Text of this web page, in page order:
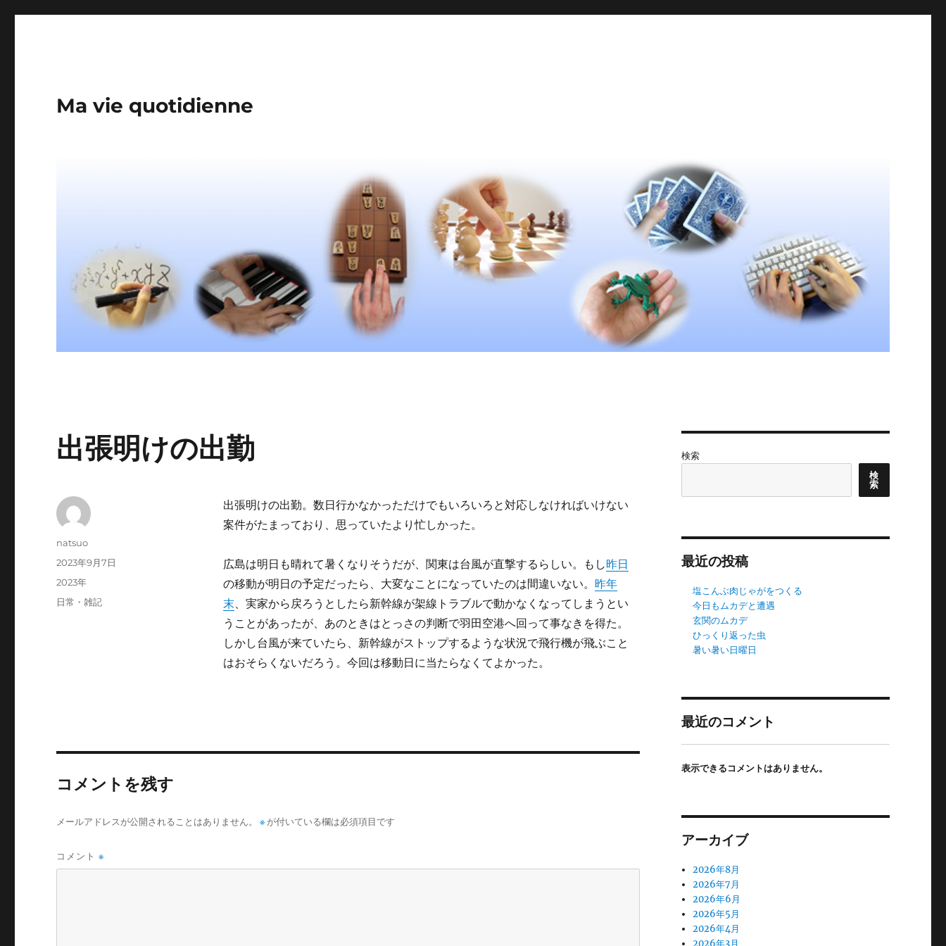
Ma vie quotidienne
出張明けの出勤
出張明けの出勤。数日行かなかっただけでもいろいろと対応しなければいけない
案件がたまっており、思っていたより忙しかった。
広島は明日も晴れて暑くなりそうだが、関東は台風が直撃するらしい。もし昨日
の移動が明日の予定だったら、大変なことになっていたのは間違いない。 昨年
末、実家から戻ろうとしたら新幹線が架線トラブルで動かなくなってしまうとい
うことがあったが、あのときはとっさの判断で羽田空港へ回って事なきを得た。
しかし台風が来ていたら、新幹線がストップするような状況で飛行機が飛ぶこと
はおそらくないだろう。今回は移動日に当たらなくてよかった。
投
natsuo
投
2023年9月7日
カ
テ
2023年
タ
日常・雑記
コメントを残す
メールアドレスが公開されることはありません。 ※ が付いている欄は必須項目です
コメント※
検索
検
索
最近の投稿
塩こんぶ肉じゃがをつくる
今日もムカデと遭遇
玄関のムカデ
ひっくり返った虫
暑い暑い日曜日
最近のコメント
表示できるコメントはありません。
アーカイブ
2026年8月
2026年7月
2026年6月
2026年5月
2026年4月
2026年3月